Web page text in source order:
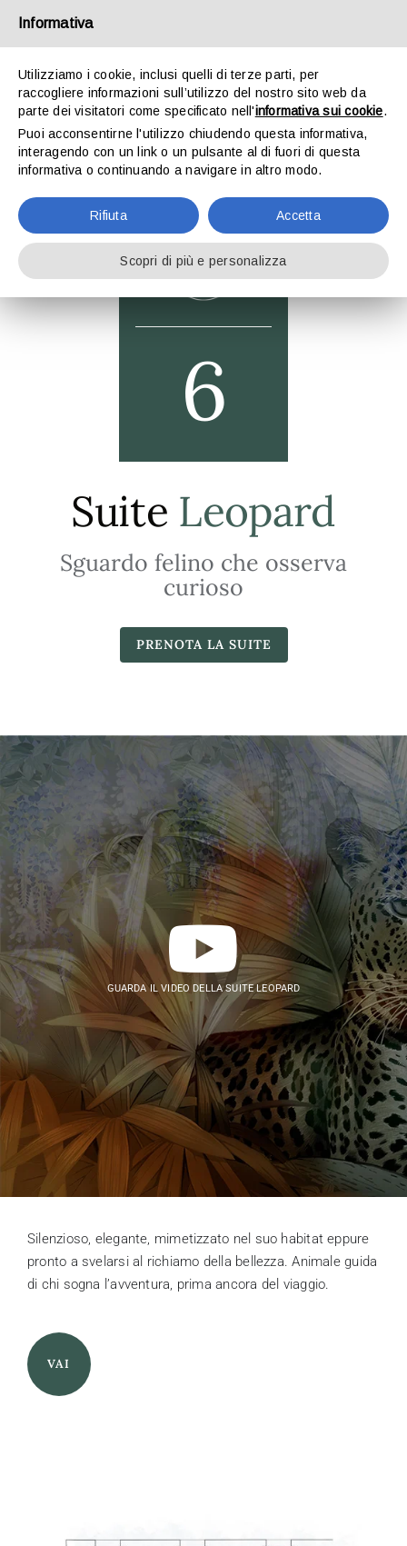
CHI SIAMO
SUITES
ATELIER EVENTI
TURISMO
6
Suite Leopard
Sguardo felino che osserva
curioso
PRENOTA LA SUITE
GUARDA IL VIDEO DELLA SUITE LEOPARD
Silenzioso, elegante, mimetizzato nel suo habitat eppure
pronto a svelarsi al richiamo della bellezza. Animale guida
di chi sogna l’avventura, prima ancora del viaggio.
VAI
Informativa
Utilizziamo i cookie, inclusi quelli di terze parti, per
raccogliere informazioni sull’utilizzo del nostro sito web da
parte dei visitatori come specificato nell'informativa sui cookie.
Puoi acconsentirne l'utilizzo chiudendo questa informativa,
interagendo con un link o un pulsante al di fuori di questa
informativa o continuando a navigare in altro modo.
Rifiuta Accetta
Scopri di più e personalizza